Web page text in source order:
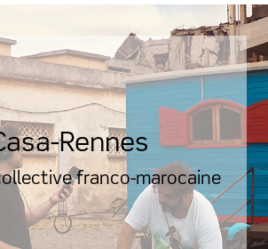
Rennes
franco-marocaine